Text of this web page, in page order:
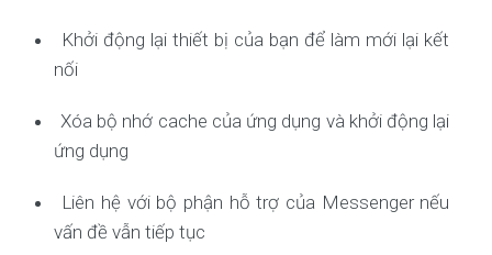
Khởi động lại thiết bị của bạn để làm mới lại kết
nối
Xóa bộ nhớ cache của ứng dụng và khởi động lại
ứng dụng
Liên hệ với bộ phận hỗ trợ của Messenger nếu
vấn đề vẫn tiếp tục